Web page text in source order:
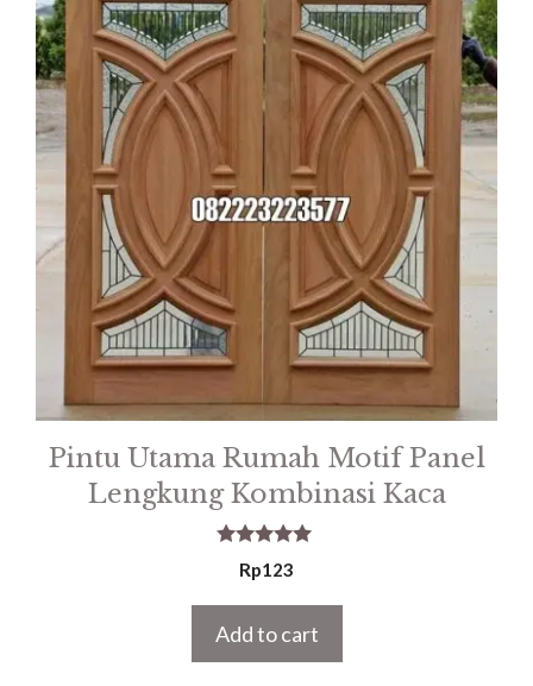
Pintu Utama Rumah Motif Panel
Lengkung Kombinasi Kaca
5.00
out of 5
Rp123
Add to cart